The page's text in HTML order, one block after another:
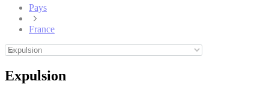
Pays
France
Expulsion